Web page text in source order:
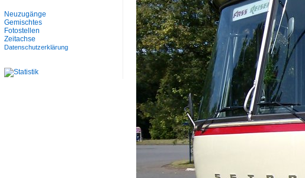
Neuzugänge
Gemischtes
Fotostellen
Zeitachse
Datenschutzerklärung